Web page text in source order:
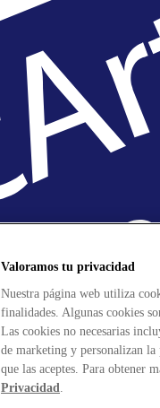
Valoramos tu privacidad
Nuestra página web utiliza
finalidades. Algunas cookies
Las cookies no necesarias
de marketing y personalizan la
que las aceptes. Para obtener
Privacidad.